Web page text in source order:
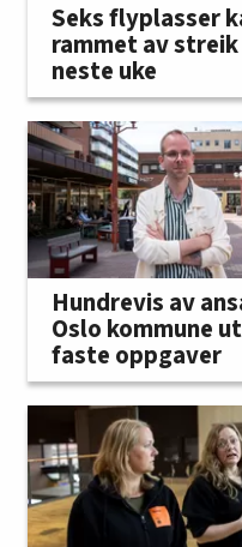
Seks flyplasser
rammet av streik
neste uke
Hundrevis av
Oslo kommune
faste oppgaver